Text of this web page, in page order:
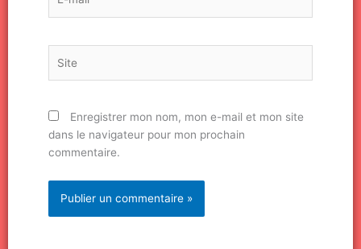
mail*
Enregistrer mon nom, mon e-mail et mon site
dans le navigateur pour mon prochain
commentaire.